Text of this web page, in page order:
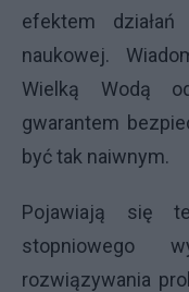
efektem
naukowej.
Wielką Wodą
gwarantem
być tak naiwnym.
Pojawiają się
stopniowego
rozwiązywania